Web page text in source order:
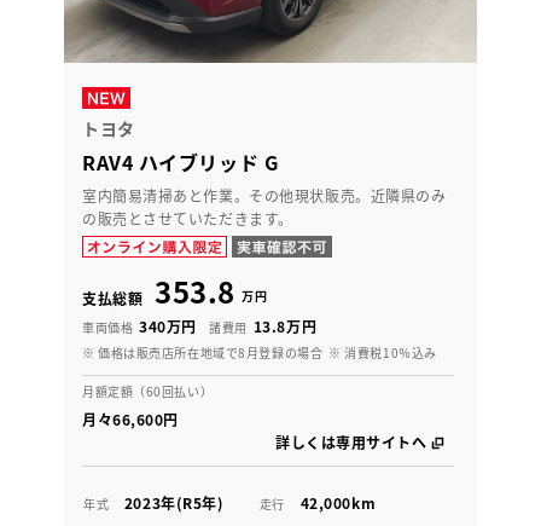
トヨタ
RAV4 ハイブリッド G
室内簡易清掃あと作業。その他現状販売。近隣県のみ
の販売とさせていただきます。
支払総額 353.8 万円
車両価格 340万円 諸費用 13.8万円
※ 価格は販売店所在地域で8月登録の場合 ※ 消費税10％込み
月額定額（60回払い）
月々66,600円
詳しくは専用サイトへ
年式 2023年(R5年) 走行 42,000km